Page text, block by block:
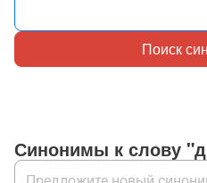
Поиск
Синонимы к слову